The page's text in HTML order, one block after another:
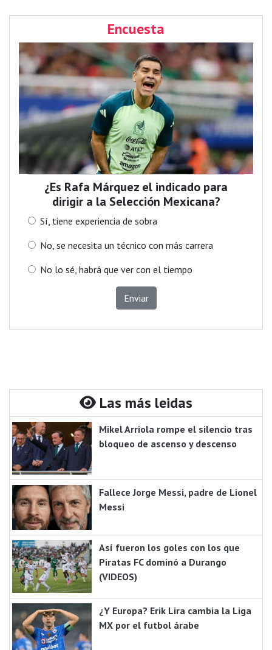
Encuesta
¿Es Rafa Márquez el indicado para
dirigir a la Selección Mexicana?
Sí, tiene experiencia de sobra
No, se necesita un técnico con más carrera
No lo sé, habrá que ver con el tiempo
Enviar
Las más leidas
Mikel Arriola rompe el silencio tras
bloqueo de ascenso y descenso
Fallece Jorge Messi, padre de Lionel
Messi
Así fueron los goles con los que
Piratas FC dominó a Durango
(VIDEOS)
¿Y Europa? Erik Lira cambia la Liga
MX por el futbol árabe